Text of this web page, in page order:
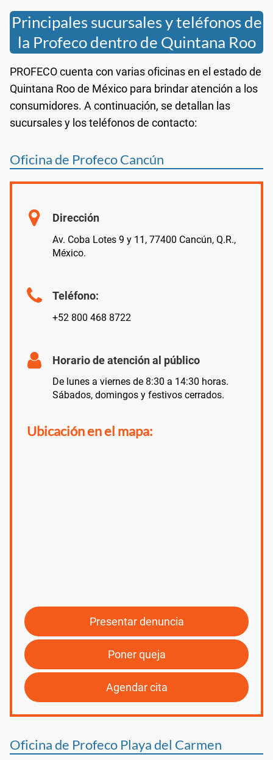
Principales sucursales y teléfonos de
la Profeco dentro de Quintana Roo
PROFECO cuenta con varias oficinas en el estado de
Quintana Roo de México para brindar atención a los
consumidores. A continuación, se detallan las
sucursales y los teléfonos de contacto:
Oficina de Profeco Cancún
Dirección
Av. Coba Lotes 9 y 11, 77400 Cancún, Q.R.,
México.
Teléfono:
+52 800 468 8722
Horario de atención al público
De lunes a viernes de 8:30 a 14:30 horas.
Sábados, domingos y festivos cerrados.
Ubicación en el mapa:
Presentar denuncia
Poner queja
Agendar cita
Oficina de Profeco Playa del Carmen